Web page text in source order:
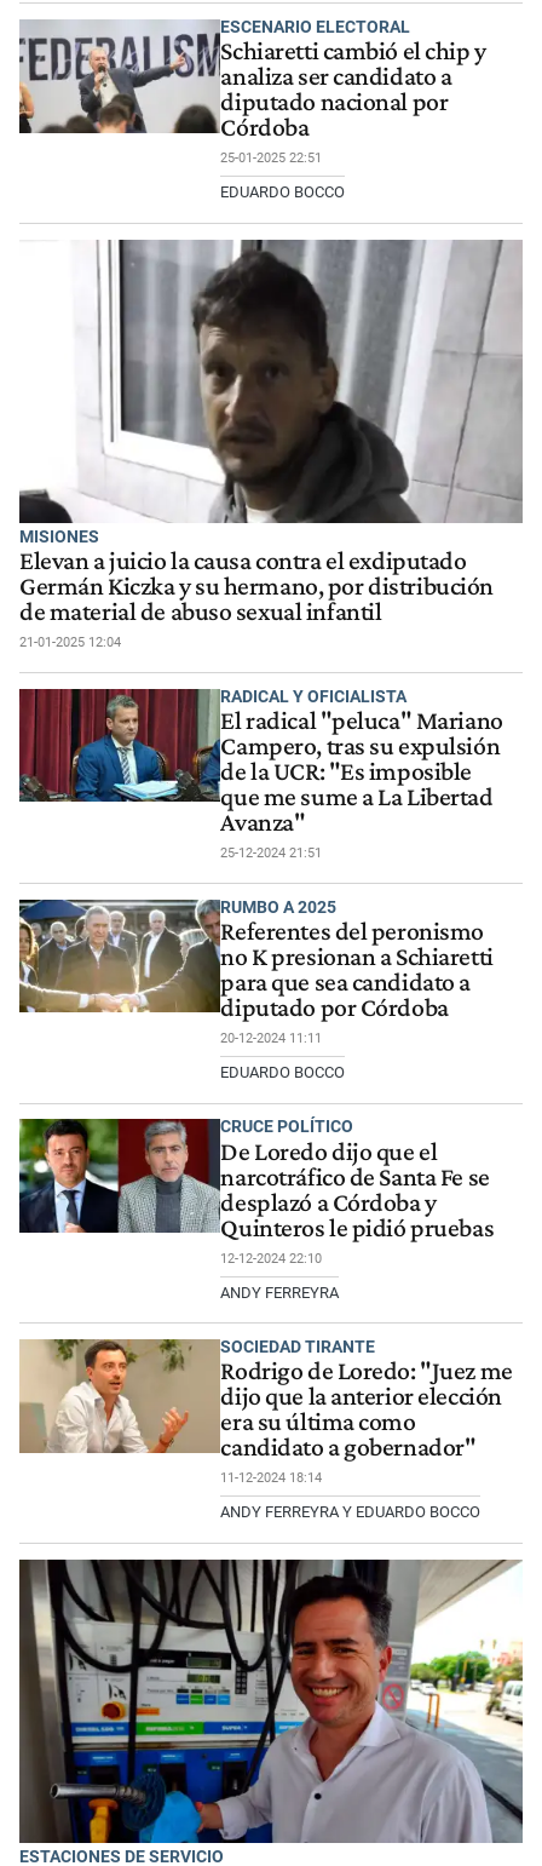
ESCENARIO ELECTORAL
Schiaretti cambió el chip y
analiza ser candidato a
diputado nacional por
Córdoba
25-01-2025 22:51
EDUARDO BOCCO
MISIONES
Elevan a juicio la causa contra el exdiputado
Germán Kiczka y su hermano, por distribución
de material de abuso sexual infantil
21-01-2025 12:04
RADICAL Y OFICIALISTA
El radical "peluca" Mariano
Campero, tras su expulsión
de la UCR: "Es imposible
que me sume a La Libertad
Avanza"
25-12-2024 21:51
RUMBO A 2025
Referentes del peronismo
no K presionan a Schiaretti
para que sea candidato a
diputado por Córdoba
20-12-2024 11:11
EDUARDO BOCCO
CRUCE POLÍTICO
De Loredo dijo que el
narcotráfico de Santa Fe se
desplazó a Córdoba y
Quinteros le pidió pruebas
12-12-2024 22:10
ANDY FERREYRA
SOCIEDAD TIRANTE
Rodrigo de Loredo: "Juez me
dijo que la anterior elección
era su última como
candidato a gobernador"
11-12-2024 18:14
ANDY FERREYRA Y EDUARDO BOCCO
ESTACIONES DE SERVICIO